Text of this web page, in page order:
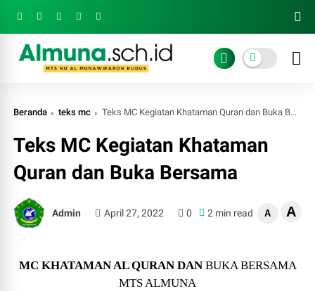
Beranda teks mc Teks MC Kegiatan Khataman Quran dan Buka Bersama
Teks MC Kegiatan Khataman
Quran dan Buka Bersama
Admin April 27, 2022 0 2 min read A A
MC KHATAMAN AL QURAN DAN BUKA BERSAMA
MTS ALMUNA